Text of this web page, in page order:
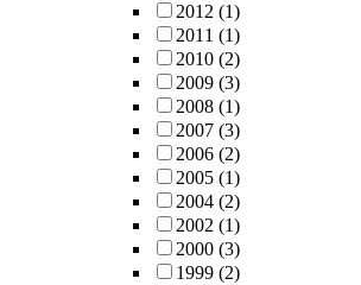
2012 (1)
2011 (1)
2010 (2)
2009 (3)
2008 (1)
2007 (3)
2006 (2)
2005 (1)
2004 (2)
2002 (1)
2000 (3)
1999 (2)